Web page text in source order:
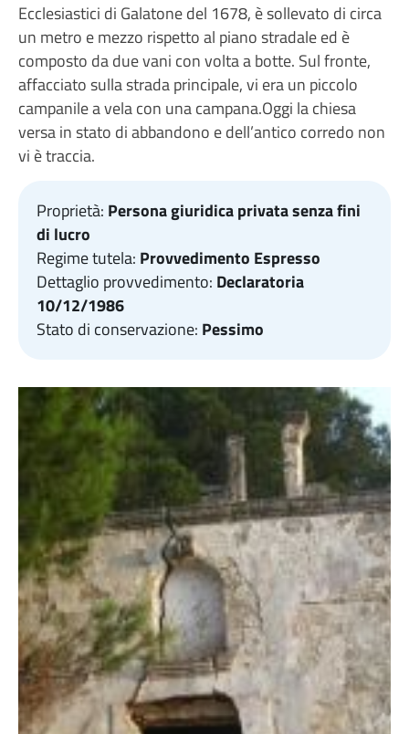
Ecclesiastici di Galatone del 1678, è sollevato di circa
un metro e mezzo rispetto al piano stradale ed è
composto da due vani con volta a botte. Sul fronte,
affacciato sulla strada principale, vi era un piccolo
campanile a vela con una campana.Oggi la chiesa
versa in stato di abbandono e dell’antico corredo non
vi è traccia.
Proprietà: Persona giuridica privata senza fini
di lucro
Regime tutela: Provvedimento Espresso
Dettaglio provvedimento: Declaratoria
10/12/1986
Stato di conservazione: Pessimo